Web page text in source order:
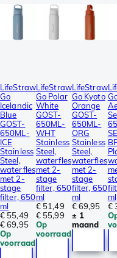
LifeStraw
Go
Icelandic
Blue
GOST-
650ML-
ICE
Stainless
Steel,
waterfles
met 2-
stage
filter, 650
ml
€ 55,49
€ 69,95
Op
voorraad
LifeStraw
Go Polar
White
GOST-
650ML-
WHT
Stainless
Steel,
waterfles
met 2-
stage
filter, 650
ml
€ 51,49
€ 55,99
Op
voorraad
LifeStraw
Go Kyoto
Orange
GOST-
650ML-
ORG
Stainless
Steel,
waterfles
met 2-
stage
filter, 650
ml
€ 69,95
± 1
maand
ml
€